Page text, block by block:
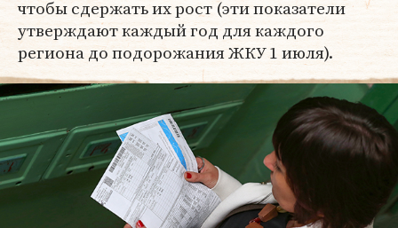
чтобы сдержать их рост (эти показатели
утверждают каждый год для каждого
региона до подорожания ЖКУ 1 июля).